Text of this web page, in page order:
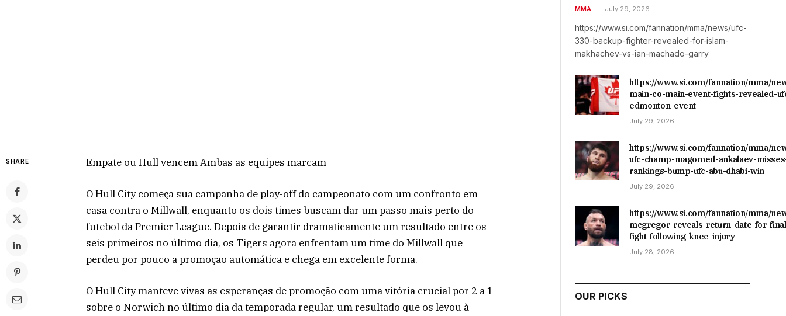
SHARE Empate ou Hull vencem Ambas as equipes marcam
O Hull City começa sua campanha de play-off do campeonato com um confronto em
casa contra o Millwall, enquanto os dois times buscam dar um passo mais perto do
futebol da Premier League. Depois de garantir dramaticamente um resultado entre os
seis primeiros no último dia, os Tigers agora enfrentam um time do Millwall que
perdeu por pouco a promoção automática e chega em excelente forma.
O Hull City manteve vivas as esperanças de promoção com uma vitória crucial por 2 a 1
sobre o Norwich no último dia da temporada regular, um resultado que os levou à
MMA July 29, 2026
https://www.si.com/fannation/mma/news/ufc-
330-backup-fighter-revealed-for-islam-
makhachev-vs-ian-machado-garry
https://www.si.com/fannation/mma/
main-co-main-event-fights-revealed-
edmonton-event
July 29, 2026
https://www.si.com/fannation/mma/
ufc-champ-magomed-ankalaev-
rankings-bump-ufc-abu-dhabi-win
July 29, 2026
https://www.si.com/fannation/mma/
mcgregor-reveals-return-date-for-
fight-following-knee-injury
July 28, 2026
OUR PICKS